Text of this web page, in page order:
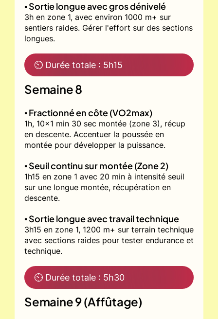
▪️ Sortie longue avec gros dénivelé
3h en zone 1, avec environ 1000 m+ sur
sentiers raides. Gérer l'effort sur des sections
longues.
⏲ Durée totale : 5h15
Semaine 8
▪️ Fractionné en côte (VO2max)
1h, 10x1 min 30 sec montée (zone 3), récup
en descente. Accentuer la poussée en
montée pour développer la puissance.
▪️ Seuil continu sur montée (Zone 2)
1h15 en zone 1 avec 20 min à intensité seuil
sur une longue montée, récupération en
descente.
▪️ Sortie longue avec travail technique
3h15 en zone 1, 1200 m+ sur terrain technique
avec sections raides pour tester endurance et
technique.
⏲ Durée totale : 5h30
Semaine 9 (Affûtage)